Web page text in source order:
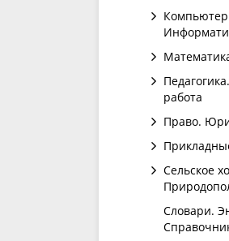
работа
Право.
Сельское
Словари.